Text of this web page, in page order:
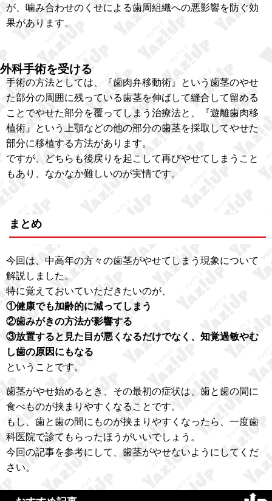
が、噛み合わせのくせによる歯周組織への悪影響を防ぐ効
果があります。
外科手術を受ける
手術の方法としては、『歯肉弁移動術』という歯茎のやせ
た部分の周囲に残っている歯茎を伸ばして縫合して留める
ことでやせた部分を覆ってしまう治療法と、『遊離歯肉移
植術』という上顎などの他の部分の歯茎を採取してやせた
部分に移植する方法があります。
ですが、どちらも後戻りを起こして再びやせてしまうこと
もあり、なかなか難しいのが実情です。
まとめ
今回は、中高年の方々の歯茎がやせてしまう現象について
解説しました。
特に覚えておいていただきたいのが、
①健康でも加齢的に減ってしまう
②歯みがきの方法が影響する
③放置すると見た目が悪くなるだけでなく、知覚過敏やむ
し歯の原因にもなる
ということです。
歯茎がやせ始めるとき、その最初の症状は、歯と歯の間に
食べものが挟まりやすくなることです。
もし、歯と歯の間にものが挟まりやすくなったら、一度歯
科医院で診てもらったほうがいいでしょう。
今回の記事を参考にして、歯茎がやせないようにしてくだ
さい。